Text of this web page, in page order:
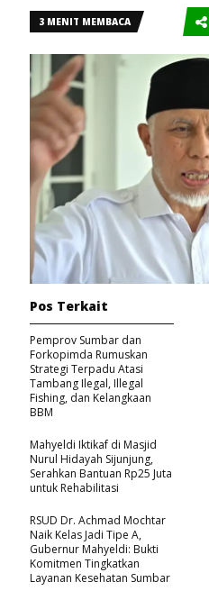
3 MENIT MEMBACA
Pos Terkait
Pemprov Sumbar dan
Forkopimda Rumuskan
Strategi Terpadu Atasi
Tambang Ilegal, Illegal
Fishing, dan Kelangkaan
BBM
Mahyeldi Iktikaf di Masjid
Nurul Hidayah Sijunjung,
Serahkan Bantuan Rp25 Juta
untuk Rehabilitasi
RSUD Dr. Achmad Mochtar
Naik Kelas Jadi Tipe A,
Gubernur Mahyeldi: Bukti
Komitmen Tingkatkan
Layanan Kesehatan Sumbar